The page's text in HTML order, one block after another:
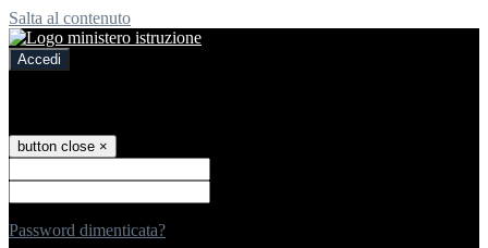
Salta al contenuto
Accedi
button close ×
Password dimenticata?